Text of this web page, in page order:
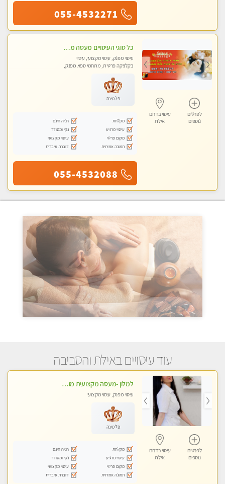
055-4532271
לפרטים
נוספים
עיסוי בדרום
אילת
כל סוגי העיסויים מעסה מקצועית ואיכותית פרטי! -Selena Spa and Massage
עיסוי מפנק, עיסוי מקצועי, עיסוי
בקלניקה פרטית, מתחמי ספא מפנק,
פלטינה
מקלחת
חניה חינם
עיסוי מרגיע
נקי ומסודר
מקום פרטי
עיסוי מקצועי
תמונה אמיתית
דוברת עיברית
055-4532088
עוד עיסויים באילת והסביבה
לפרטים
נוספים
עיסוי בדרום
אילת
למלון -מעסה מקצועית מוסמכת לבית המלון בלבד. כל סוגי העיסויים מעסה מקצועית ואיכותית.
עיסוי מפנק, עיסוי מקצועי
פלטינה
מקלחת
חניה חינם
עיסוי מרגיע
נקי ומסודר
מקום פרטי
עיסוי מקצועי
תמונה אמיתית
דוברת עיברית